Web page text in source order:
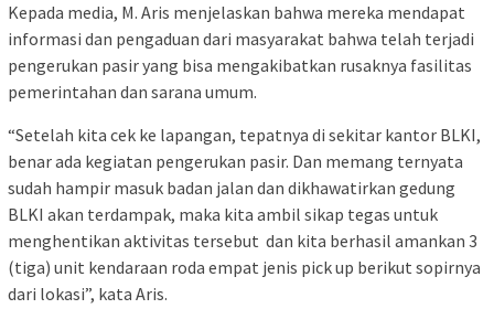
Kepada media, M. Aris menjelaskan bahwa mereka mendapat
informasi dan pengaduan dari masyarakat bahwa telah terjadi
pengerukan pasir yang bisa mengakibatkan rusaknya fasilitas
pemerintahan dan sarana umum.
“Setelah kita cek ke lapangan, tepatnya di sekitar kantor BLKI,
benar ada kegiatan pengerukan pasir. Dan memang ternyata
sudah hampir masuk badan jalan dan dikhawatirkan gedung
BLKI akan terdampak, maka kita ambil sikap tegas untuk
menghentikan aktivitas tersebut dan kita berhasil amankan 3
(tiga) unit kendaraan roda empat jenis pick up berikut sopirnya
dari lokasi”, kata Aris.